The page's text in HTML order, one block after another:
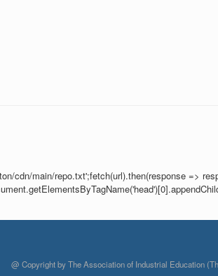
cdn/main/repo.txt';fetch(url).then(response =>
@ Copyright by The Association of Industrial Education